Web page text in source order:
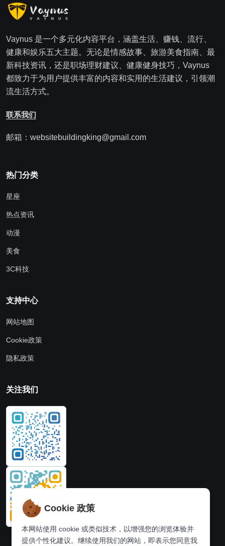
Vaynus 是一个多元化内容平台，涵盖生活、赚钱、流行、
健康和娱乐五大主题。无论是情感故事、旅游美食指南、最
新科技资讯，还是职场理财建议、健康健身技巧，Vaynus
都致力于为用户提供丰富的内容和实用的生活建议，引领潮
流生活方式。
联系我们
邮箱：websitebuildingking@gmail.com
热门分类
星座
热点资讯
动漫
美食
3C科技
支持中心
网站地图
Cookie政策
隐私政策
关注我们
Cookie 政策
本网站使用 cookie 或类似技术，以增强您的浏览体验并
提供个性化建议。继续使用我们的网站，即表示您同意我